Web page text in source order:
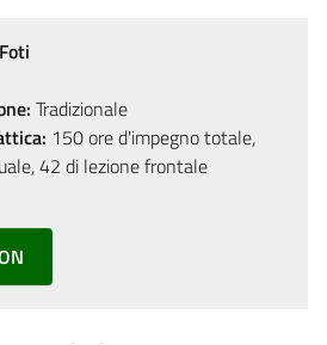
Tradizionale
150 ore d'impegno totale,
42 di lezione frontale